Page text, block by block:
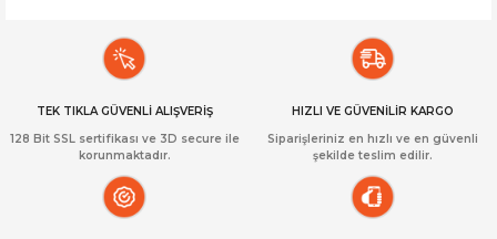
TEK TIKLA GÜVENLİ ALIŞVERİŞ
128 Bit SSL sertifikası ve 3D secure ile
korunmaktadır.
HIZLI VE GÜVENİLİR KARGO
Siparişleriniz en hızlı ve en güvenli
şekilde teslim edilir.